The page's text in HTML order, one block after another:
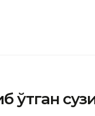
ўтган